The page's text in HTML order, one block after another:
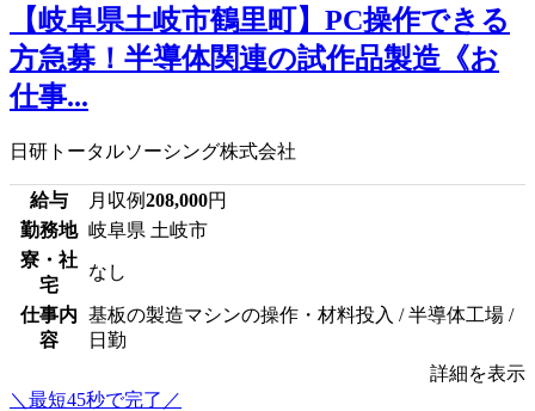
【岐阜県土岐市鶴里町】PC操作できる
方急募！半導体関連の試作品製造《お
仕事...
日研トータルソーシング株式会社
給与 月収例208,000円
勤務地 岐阜県 土岐市
寮・社
宅
なし
仕事内
容
基板の製造マシンの操作・材料投入 / 半導体工場 /
日勤
詳細を表示
＼最短45秒で完了／